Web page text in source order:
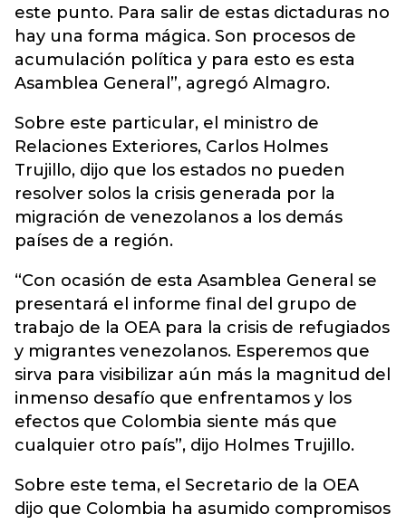
este punto. Para salir de estas dictaduras no
hay una forma mágica. Son procesos de
acumulación política y para esto es esta
Asamblea General”, agregó Almagro.
Sobre este particular, el ministro de
Relaciones Exteriores, Carlos Holmes
Trujillo, dijo que los estados no pueden
resolver solos la crisis generada por la
migración de venezolanos a los demás
países de a región.
“Con ocasión de esta Asamblea General se
presentará el informe final del grupo de
trabajo de la OEA para la crisis de refugiados
y migrantes venezolanos. Esperemos que
sirva para visibilizar aún más la magnitud del
inmenso desafío que enfrentamos y los
efectos que Colombia siente más que
cualquier otro país”, dijo Holmes Trujillo.
Sobre este tema, el Secretario de la OEA
dijo que Colombia ha asumido compromisos